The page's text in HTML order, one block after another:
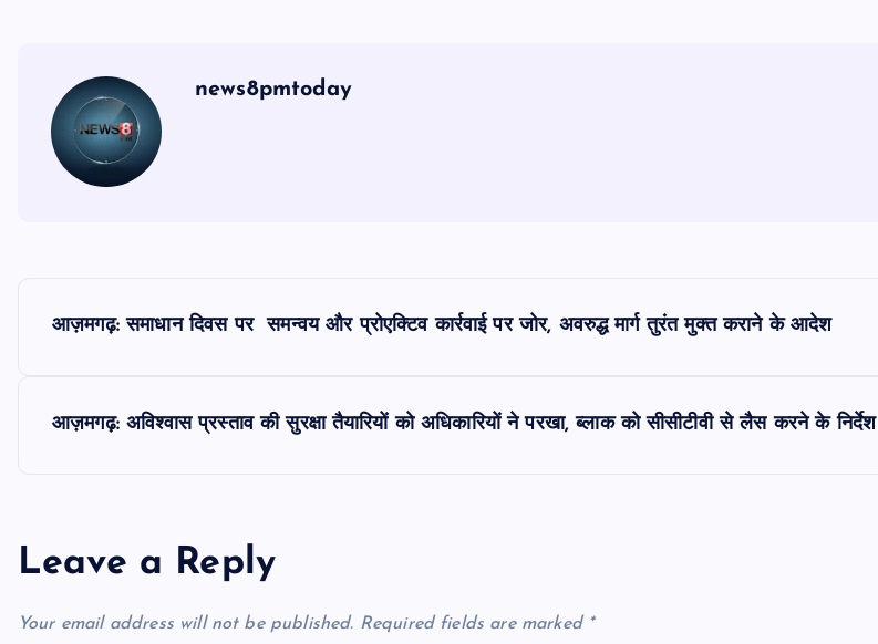
news8pmtoday
n
a
आज़मगढ़: समाधान दिवस पर समन्वय और प्रोएक्टिव कार्रवाई पर जोर, अवरुद्ध मार्ग तुरंत मुक्त कराने के आदेश
आज़मगढ़: अविश्वास प्रस्ताव की सुरक्षा तैयारियों को अधिकारियों ने परखा, ब्लाक को सीसीटीवी से लैस करने के निर्देश
Leave a Reply
Your email address will not be published. Required fields are marked *